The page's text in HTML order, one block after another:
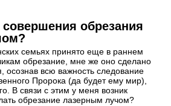
обрезания
семьях принято еще в раннем
обрезание, мне же оно сделано
осознав всю важность следование
Пророка (да будет ему мир),
В связи с этим у меня возник
обрезание лазерным лучом?